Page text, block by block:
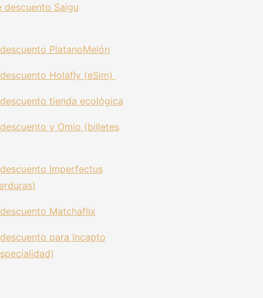
descuento Saigu
PlatanoMelón
Holafly (eSim)
tienda ecológica
y Omio (billetes
Imperfectus
Matchaflix
para Incapto